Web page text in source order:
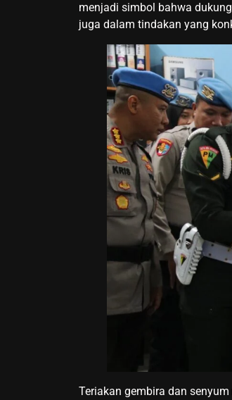
menjadi simbol bahwa
juga dalam tindakan yang
Teriakan gembira dan